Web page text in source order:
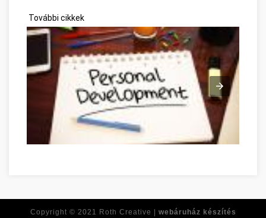
További cikkek
Copyright © 2021 Roth Creative | webáruház készítés